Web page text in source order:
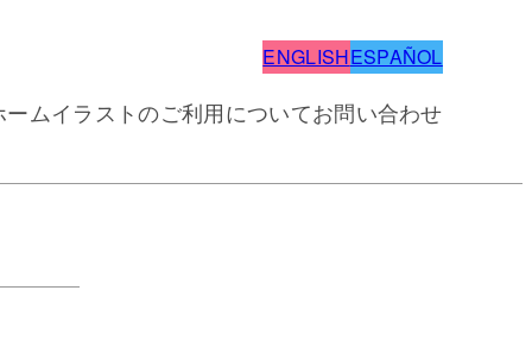
ENGLISHESPAÑOL
ームイラストのご利用についてお問い合わせ